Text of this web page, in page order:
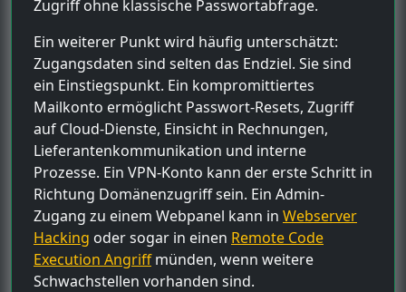
Zugriff ohne klassische Passwortabfrage.
Ein weiterer Punkt wird häufig unterschätzt:
Zugangsdaten sind selten das Endziel. Sie sind
ein Einstiegspunkt. Ein kompromittiertes
Mailkonto ermöglicht Passwort-Resets, Zugriff
auf Cloud-Dienste, Einsicht in Rechnungen,
Lieferantenkommunikation und interne
Prozesse. Ein VPN-Konto kann der erste Schritt in
Richtung Domänenzugriff sein. Ein Admin-
Zugang zu einem Webpanel kann in Webserver
Hacking oder sogar in einen Remote Code
Execution Angriffmünden, wenn weitere
Schwachstellen vorhanden sind.